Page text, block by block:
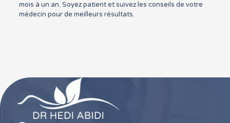
mois à un an. Soyez patient et suivez les conseils de votre
médecin pour de meilleurs résultats.